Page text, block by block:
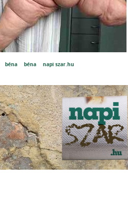
béna béna napi szar.hu